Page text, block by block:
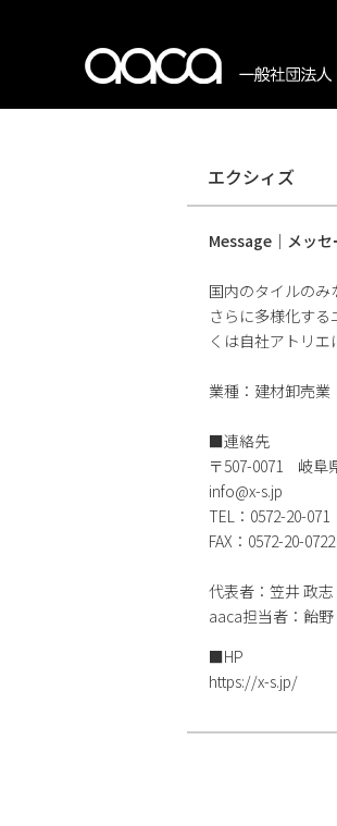
エクシィズ
Message｜メッセ
国内のタイルのみ
さらに多様化す
くは自社アトリ
業種：建材卸売業
■連絡先
〒507-0071 岐阜
info@x-s.jp
TEL：0572-20-071
FAX：0572-20-0722
代表者：笠井 政志
aaca担当者：飴
■HP
https://x-s.jp/